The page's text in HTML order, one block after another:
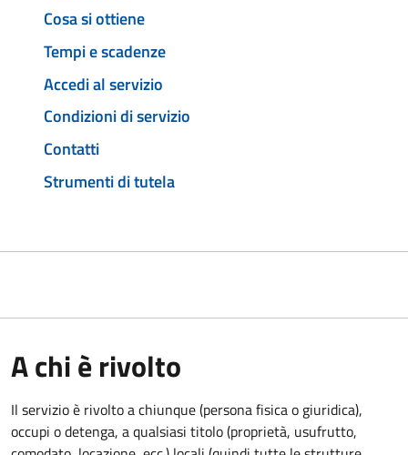
Cosa si ottiene
Tempi e scadenze
Accedi al servizio
Condizioni di servizio
Contatti
Strumenti di tutela
A chi è rivolto
Il servizio è rivolto a chiunque (persona fisica o giuridica),
occupi o detenga, a qualsiasi titolo (proprietà, usufrutto,